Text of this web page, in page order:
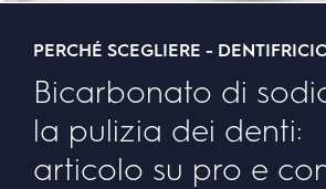
PERCHÉ SCEGLIERE -
Bicarbonato di
la pulizia dei denti:
articolo su pro e